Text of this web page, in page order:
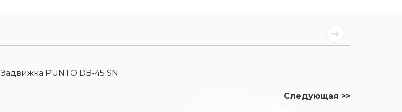
Задвижка PUNTO DB-45 SN
Следующая >>